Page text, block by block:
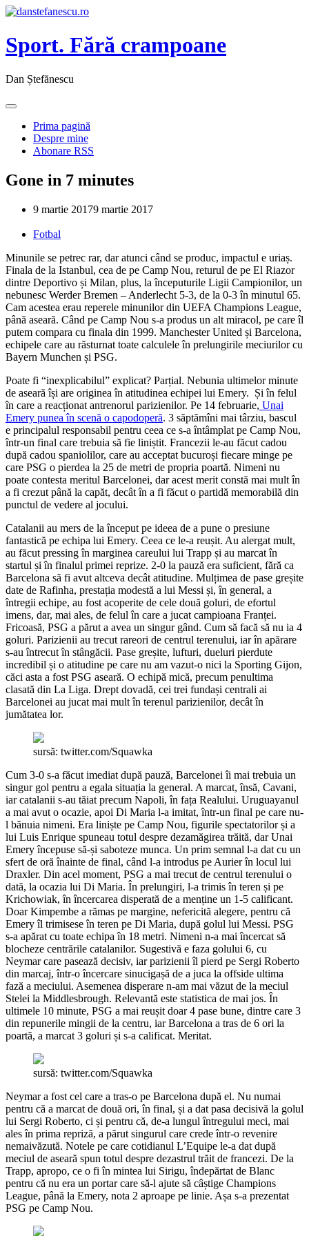
Sport. Fără crampoane
Dan Ștefănescu
Prima pagină
Despre mine
Abonare RSS
Gone in 7 minutes
9 martie 20179 martie 2017
Fotbal
Minunile se petrec rar, dar atunci când se produc, impactul e uriaș.
Finala de la Istanbul, cea de pe Camp Nou, returul de pe El Riazor
dintre Deportivo și Milan, plus, la începuturile Ligii Campionilor, un
nebunesc Werder Bremen – Anderlecht 5-3, de la 0-3 în minutul 65.
Cam acestea erau reperele minunilor din UEFA Champions League,
până aseară. Când pe Camp Nou s-a produs un alt miracol, pe care îl
putem compara cu finala din 1999. Manchester United și Barcelona,
echipele care au răsturnat toate calculele în prelungirile meciurilor cu
Bayern Munchen și PSG.
Poate fi “inexplicabilul” explicat? Parțial. Nebunia ultimelor minute
de aseară își are originea în atitudinea echipei lui Emery. Și în felul
în care a reacționat antrenorul parizienilor. Pe 14 februarie, Unai
Emery punea în scenă o capodoperă. 3 săptămîni mai târziu, bascul
e principalul responsabil pentru ceea ce s-a întâmplat pe Camp Nou,
într-un final care trebuia să fie liniștit. Francezii le-au făcut cadou
după cadou spaniolilor, care au acceptat bucuroși fiecare minge pe
care PSG o pierdea la 25 de metri de propria poartă. Nimeni nu
poate contesta meritul Barcelonei, dar acest merit constă mai mult în
a fi crezut până la capăt, decât în a fi făcut o partidă memorabilă din
punctul de vedere al jocului.
Catalanii au mers de la început pe ideea de a pune o presiune
fantastică pe echipa lui Emery. Ceea ce le-a reușit. Au alergat mult,
au făcut pressing în marginea careului lui Trapp și au marcat în
startul și în finalul primei reprize. 2-0 la pauză era suficient, fără ca
Barcelona să fi avut altceva decât atitudine. Mulțimea de pase greșite
date de Rafinha, prestația modestă a lui Messi și, în general, a
întregii echipe, au fost acoperite de cele două goluri, de efortul
imens, dar, mai ales, de felul în care a jucat campioana Franței.
Fricoasă, PSG a părut a avea un singur gând. Cum să facă să nu ia 4
goluri. Parizienii au trecut rareori de centrul terenului, iar în apărare
s-au întrecut în stângăcii. Pase greșite, lufturi, dueluri pierdute
incredibil și o atitudine pe care nu am vazut-o nici la Sporting Gijon,
căci asta a fost PSG aseară. O echipă mică, precum penultima
clasată din La Liga. Drept dovadă, cei trei fundași centrali ai
Barcelonei au jucat mai mult în terenul parizienilor, decât în
jumătatea lor.
sursă: twitter.com/Squawka
Cum 3-0 s-a făcut imediat după pauză, Barcelonei îi mai trebuia un
singur gol pentru a egala situația la general. A marcat, însă, Cavani,
iar catalanii s-au tăiat precum Napoli, în fața Realului. Uruguayanul
a mai avut o ocazie, apoi Di Maria l-a imitat, într-un final pe care nu-
l bănuia nimeni. Era liniște pe Camp Nou, figurile spectatorilor și a
lui Luis Enrique spuneau totul despre dezamăgirea trăită, dar Unai
Emery începuse să-și saboteze munca. Un prim semnal l-a dat cu un
sfert de oră înainte de final, când l-a introdus pe Aurier în locul lui
Draxler. Din acel moment, PSG a mai trecut de centrul terenului o
dată, la ocazia lui Di Maria. În prelungiri, l-a trimis în teren și pe
Krichowiak, în încercarea disperată de a menține un 1-5 calificant.
Doar Kimpembe a rămas pe margine, nefericită alegere, pentru că
Emery îl trimisese în teren pe Di Maria, după golul lui Messi. PSG
s-a apărat cu toate echipa în 18 metri. Nimeni n-a mai încercat să
blocheze centrările catalanilor. Sugestivă e faza golului 6, cu
Neymar care pasează decisiv, iar parizienii îl pierd pe Sergi Roberto
din marcaj, într-o încercare sinucigașă de a juca la offside ultima
fază a meciului. Asemenea disperare n-am mai văzut de la meciul
Stelei la Middlesbrough. Relevantă este statistica de mai jos. În
ultimele 10 minute, PSG a mai reușit doar 4 pase bune, dintre care 3
din repunerile mingii de la centru, iar Barcelona a tras de 6 ori la
poartă, a marcat 3 goluri și s-a calificat. Meritat.
sursă: twitter.com/Squawka
Neymar a fost cel care a tras-o pe Barcelona după el. Nu numai
pentru că a marcat de două ori, în final, și a dat pasa decisivă la golul
lui Sergi Roberto, ci și pentru că, de-a lungul întregului meci, mai
ales în prima repriză, a părut singurul care crede într-o revenire
nemaivăzută. Notele pe care cotidianul L’Equipe le-a dat după
meciul de aseară spun totul despre dezastrul trăit de francezi. De la
Trapp, apropo, ce o fi în mintea lui Sirigu, îndepărtat de Blanc
pentru că nu era un portar care să-l ajute să câștige Champions
League, până la Emery, nota 2 aproape pe linie. Așa s-a prezentat
PSG pe Camp Nou.